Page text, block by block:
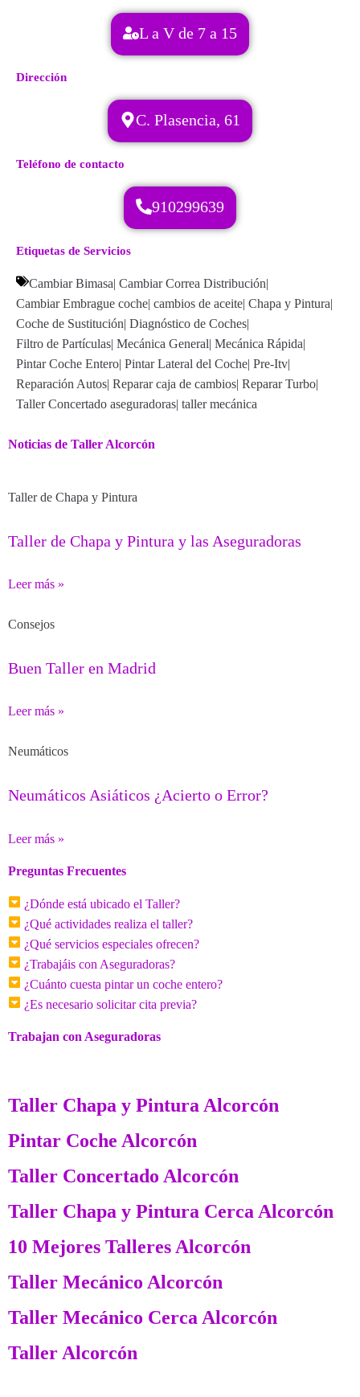
L a V de 7 a 15
Dirección
C. Plasencia, 61
Teléfono de contacto
910299639
Etiquetas de Servicios
Cambiar Bimasa| Cambiar Correa Distribución|
Cambiar Embrague coche| cambios de aceite| Chapa y Pintura|
Coche de Sustitución| Diagnóstico de Coches|
Filtro de Partículas| Mecánica General| Mecánica Rápida|
Pintar Coche Entero| Pintar Lateral del Coche| Pre-Itv|
Reparación Autos| Reparar caja de cambios| Reparar Turbo|
Taller Concertado aseguradoras| taller mecánica
Noticias de Taller Alcorcón
Taller de Chapa y Pintura
Taller de Chapa y Pintura y las Aseguradoras
Leer más »
Consejos
Buen Taller en Madrid
Leer más »
Neumáticos
Neumáticos Asiáticos ¿Acierto o Error?
Leer más »
Preguntas Frecuentes
¿Dónde está ubicado el Taller?
¿Qué actividades realiza el taller?
¿Qué servicios especiales ofrecen?
¿Trabajáis con Aseguradoras?
¿Cuánto cuesta pintar un coche entero?
¿Es necesario solicitar cita previa?
Trabajan con Aseguradoras
Taller Chapa y Pintura Alcorcón
Pintar Coche Alcorcón
Taller Concertado Alcorcón
Taller Chapa y Pintura Cerca Alcorcón
10 Mejores Talleres Alcorcón
Taller Mecánico Alcorcón
Taller Mecánico Cerca Alcorcón
Taller Alcorcón